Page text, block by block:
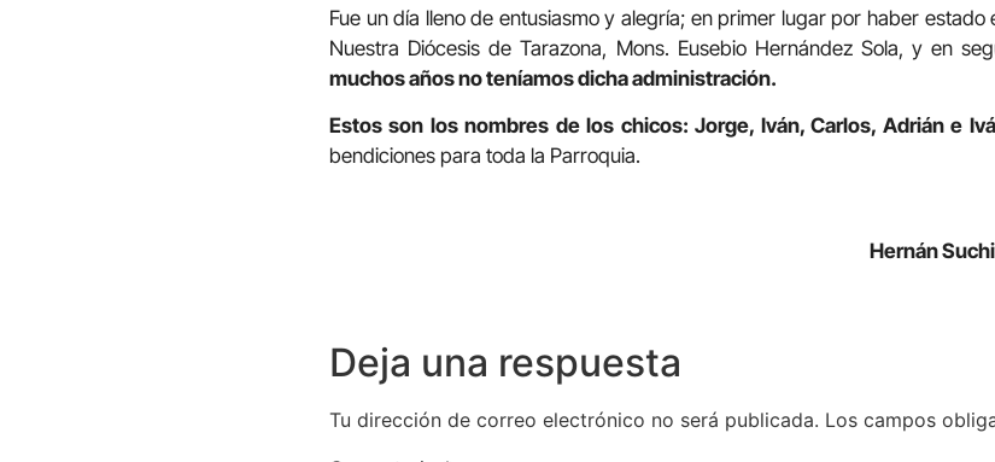
Fue un día lleno de entusiasmo y alegría; en primer lugar por haber
Nuestra Diócesis de Tarazona, Mons. Eusebio Hernández Sola, y en
muchos años no teníamos dicha administración.
Estos son los nombres de los chicos: Jorge, Iván, Carlos, Adrián e
bendiciones para toda la Parroquia.
Hernán
Deja una respuesta
Tu dirección de correo electrónico no será publicada. Los campos